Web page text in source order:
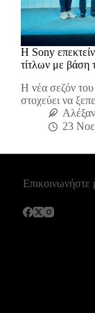
Η Sony
τίτλων με βάση
Η νέα σεζόν
στοχεύει να
23